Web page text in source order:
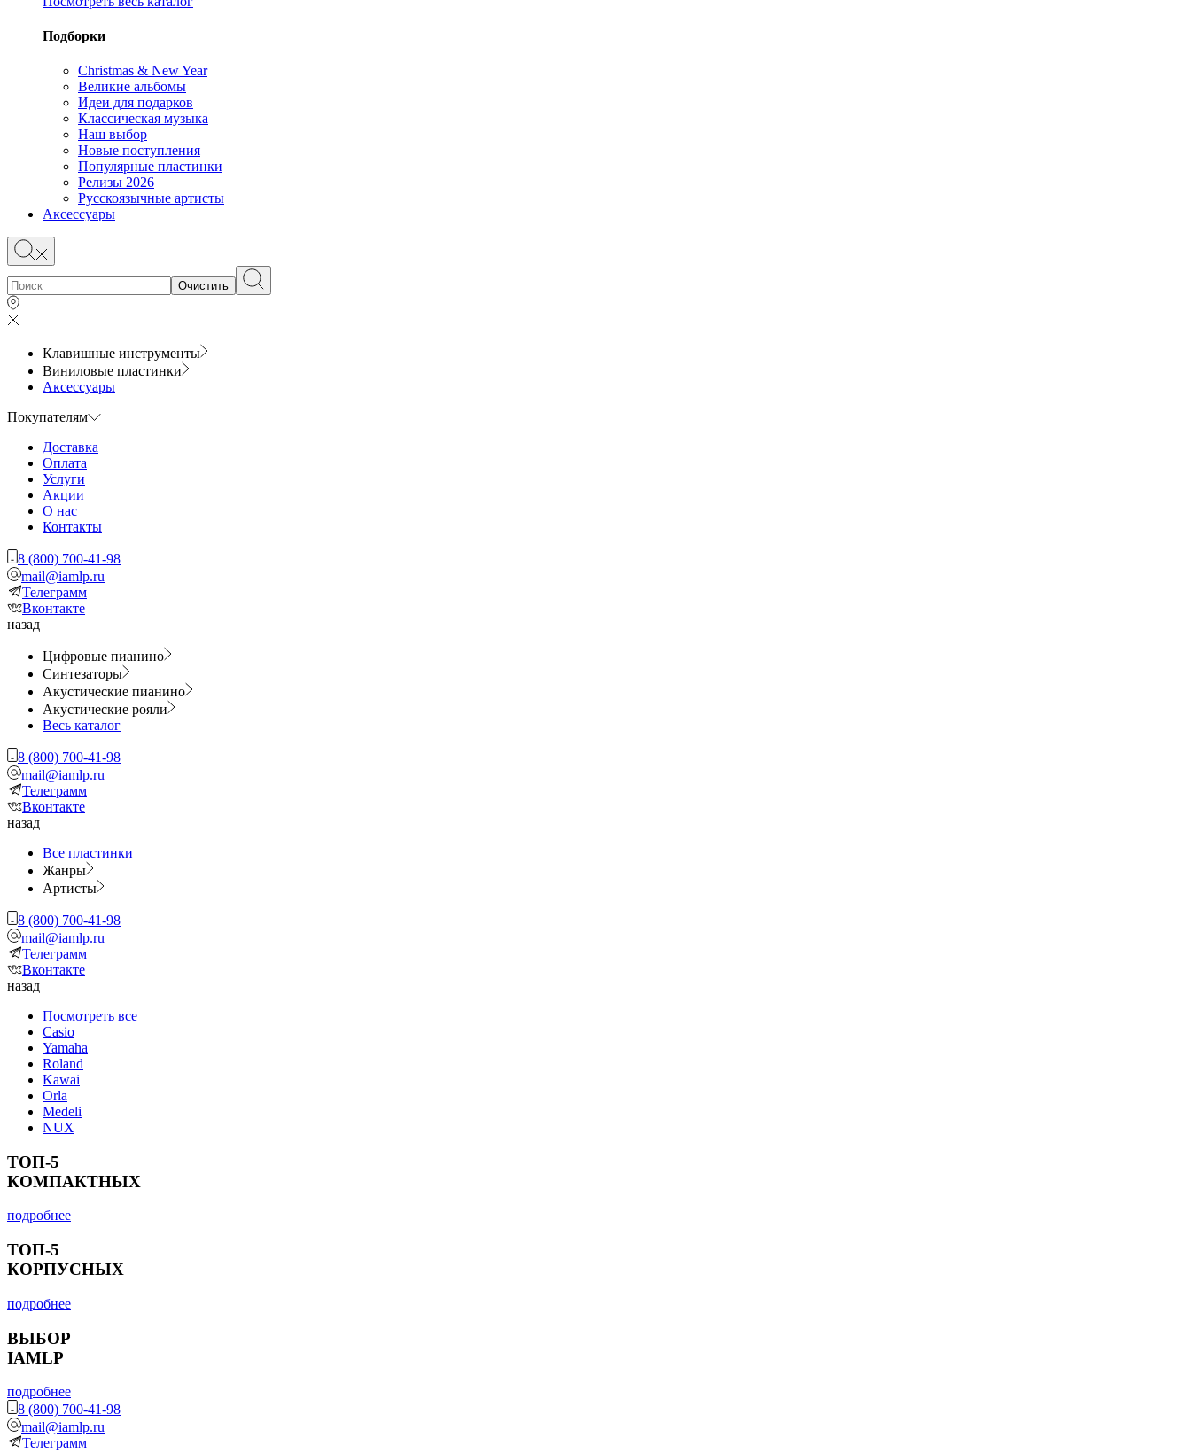
Подборки
Christmas & New Year
Великие альбомы
Идеи для подарков
Классическая музыка
Наш выбор
Новые поступления
Популярные пластинки
Релизы 2026
Русскоязычные артисты
Аксессуары
Очистить
Клавишные инструменты
Виниловые пластинки
Аксессуары
Покупателям
Доставка
Оплата
Услуги
Акции
О нас
Контакты
8 (800) 700-41-98
mail@iamlp.ru
Телеграмм
Вконтакте
назад
Цифровые пианино
Синтезаторы
Акустические пианино
Акустические рояли
Весь каталог
8 (800) 700-41-98
mail@iamlp.ru
Телеграмм
Вконтакте
назад
Все пластинки
Жанры
Артисты
8 (800) 700-41-98
mail@iamlp.ru
Телеграмм
Вконтакте
назад
Посмотреть все
Casio
Yamaha
Roland
Kawai
Orla
Medeli
NUX
ТОП-5
КОМПАКТНЫХ
подробнее
ТОП-5
КОРПУСНЫХ
подробнее
ВЫБОР
IAMLP
подробнее
8 (800) 700-41-98
mail@iamlp.ru
Телеграмм